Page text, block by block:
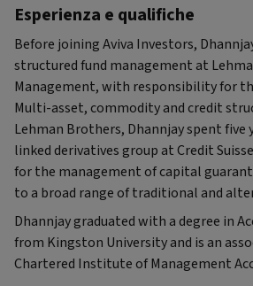
Esperienza e qualifiche
Before joining Aviva Investors,
structured fund management at
Management, with responsibility for
Multi-asset, commodity and credit
Lehman Brothers, Dhannjay spent five
linked derivatives group at Credit
for the management of capital
to a broad range of traditional and
Dhannjay graduated with a degree in
from Kingston University and is an
Chartered Institute of Management